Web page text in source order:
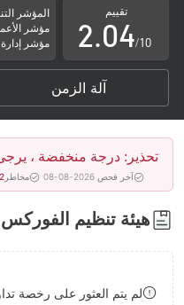
تقييم
2
3
4
5
6
7
8
9
.0
1
2
3
4
5
6
7
4
5
6
7
8
9
/10
المؤشر
مؤشر
مؤشر
آلة الزمن
تحذير: درجة منخفضة ، يرجى
آخر فحص 2026-08-08 مخاطر 2
هيئة تنظيم الفوركس
لم يتم العثور على رخصة